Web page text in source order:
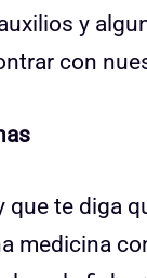
y
con
que te diga
medicina